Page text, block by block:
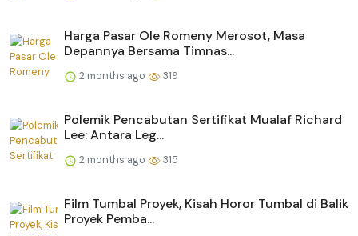
Harga Pasar Ole Romeny Merosot, Masa
Depannya Bersama Timnas...
2 months ago 319
Polemik Pencabutan Sertifikat Mualaf Richard
Lee: Antara Leg...
2 months ago 315
Film Tumbal Proyek, Kisah Horor Tumbal di Balik
Proyek Pemba...